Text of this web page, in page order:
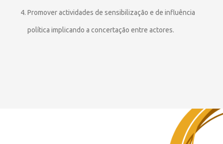
Promover actividades de sensibilização e de influência
política implicando a concertação entre actores.